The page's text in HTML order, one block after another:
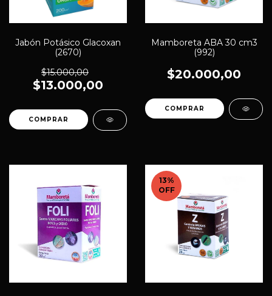
Jabón Potásico Glacoxan
(2670)
$15.000,00
$13.000,00
Mamboreta ABA 30 cm3
(992)
$20.000,00
13%
OFF